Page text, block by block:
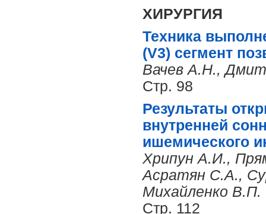
ХИРУРГИЯ
Техника
(V3) сегмент
Вачев А.Н.,
Стр. 98
Результаты
внутренней
ишемического
Хрипун А.И.,
Асратян С.А.,
Михайленко В.П.
Стр. 112